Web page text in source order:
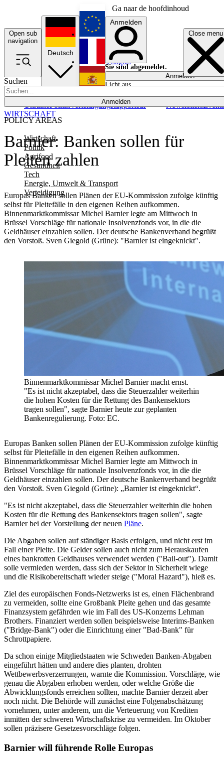
Ga naar de hoofdinhoud
Open sub
navigation
Close menu
Suchen
Anmelden
POLICY AREAS
Wirtschaft
Politik
Agrifood
Gesundheit
Tech
Energie, Umwelt & Transport
Verteidigung
UkrainePolitikVerteidigungRapporteur NewslettersEvents
Deutsch
English
Français
Anmelden
Sie sind abgemeldet.
Anmelden
Licht aus
Barnier: Banken sollen für
Pleiten zahlen
Europas Banken sollen Plänen der EU-Kommission zufolge künftig
selbst für Pleitefälle in den eigenen Reihen aufkommen.
Binnenmarktkommissar Michel Barnier legte am Mittwoch in
Brüssel Vorschläge für nationale Insolvenzfonds vor, in die die
Geldhäuser einzahlen sollen. Der deutsche Bankenverband begrüßt
den Vorstoß. Sven Giegold (Grüne): "Barnier ist eingeknickt".
WIRTSCHAFT
Binnenmarktkommissar Michel Barnier macht ernst.
"Es ist nicht akzeptabel, dass die Steuerzahler weiterhin
die hohen Kosten für die Rettung des Bankensektors
tragen sollen", sagte Barnier heute zur geplanten
Bankenregulierung. Foto: EC.
Europas Banken sollen Plänen der EU-Kommission zufolge künftig
selbst für Pleitefälle in den eigenen Reihen aufkommen.
Binnenmarktkommissar Michel Barnier legte am Mittwoch in
Brüssel Vorschläge für nationale Insolvenzfonds vor, in die die
Geldhäuser einzahlen sollen. Der deutsche Bankenverband begrüßt
den Vorstoß. Sven Giegold (Grüne): „Barnier ist eingeknickt“.
"Es ist nicht akzeptabel, dass die Steuerzahler weiterhin die hohen
Kosten für die Rettung des Bankensektors tragen sollen", sagte
Barnier bei der Vorstellung der neuen Pläne.
Die Abgaben sollen auf ständiger Basis erfolgen, und nicht erst im
Fall einer Pleite. Die Gelder sollen auch nicht zum Herauskaufen
eines bankrotten Geldhauses verwendet werden ("Bail-out"). Damit
solle vermieden werden, dass sich der Sektor in Sicherheit wiege
und die Risikobereitschaft wieder steige ("Moral Hazard"), hieß es.
Ziel des europäischen Fonds-Netzwerks ist es, einen Flächenbrand
zu vermeiden, sollte eine Großbank Pleite gehen und das gesamte
Finanzsystem gefährden wie im Fall des US-Konzerns Lehman
Brothers. Finanziert werden sollen beispielsweise Interims-Banken
("Bridge-Bank") oder die Einrichtung einer "Bad-Bank" für
Schrottpapiere.
Da schon einige Mitgliedstaaten wie Schweden Banken-Abgaben
eingeführt hätten und andere dies planten, drohten
Wettbewerbsverzerrungen, warnte die Kommission. Vorschläge, wie
genau die Abgaben erhoben werden, oder welche Größe die
Abwicklungsfonds erreichen sollten, machte Barnier derzeit aber
noch nicht. Die Behörde will zunächst eine Folgenabschätzung
vornehmen, unter anderem, um die Verteuerung von Krediten
inmitten der schweren Wirtschaftskrise zu vermeiden. Im Oktober
sollen präzisere Gesetzesvorschläge folgen.
Barnier will führende Rolle Europas